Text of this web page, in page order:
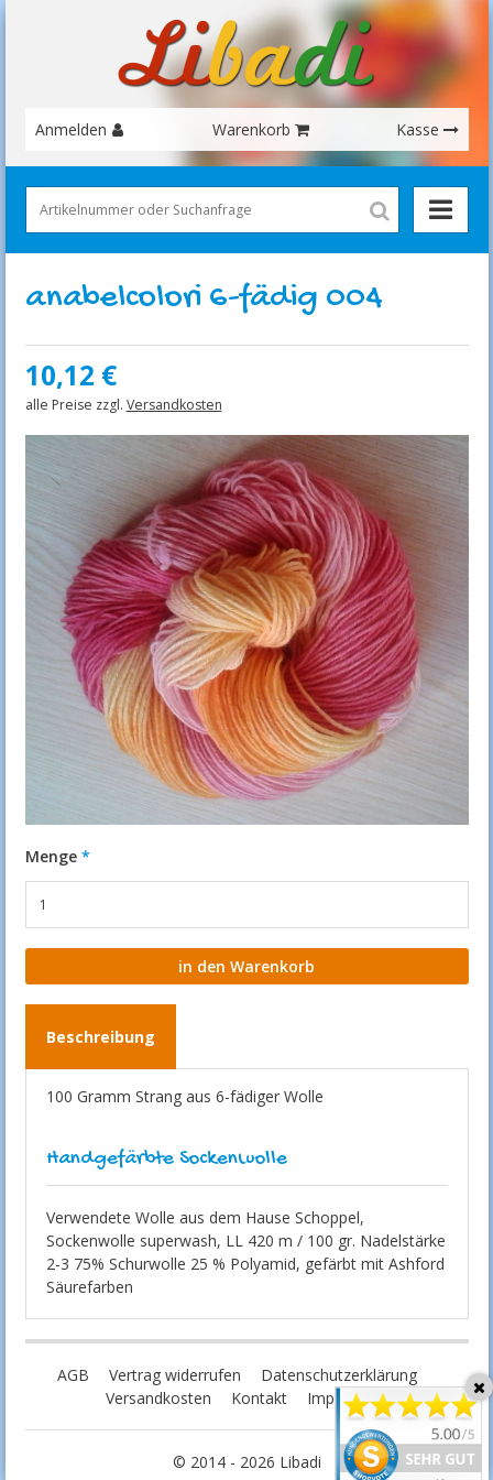
Anmelden Warenkorb Kasse
anabelcolori 6-fädig 004
10,12 €
alle Preise zzgl. Versandkosten
Menge
Beschreibung
100 Gramm Strang aus 6-fädiger Wolle
Handgefärbte Sockenwolle
Verwendete Wolle aus dem Hause Schoppel,
Sockenwolle superwash, LL 420 m / 100 gr. Nadelstärke
2-3 75% Schurwolle 25 % Polyamid, gefärbt mit Ashford
Säurefarben
AGB Vertrag widerrufen
Datenschutzerklärung
Versandkosten
Kontakt Impressum
© 2014 - 2026 Libadi